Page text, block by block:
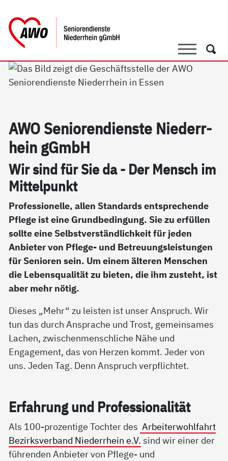
SucheSuche
AWO Se­nio­ren­di­ens­te Nie­der­r­
hein gGmbH
Wir sind für Sie da - Der Mensch im
Mit­tel­punkt
Professionelle, allen Standards entsprechende
Pflege ist eine Grundbedingung. Sie zu erfüllen
sollte eine Selbstverständlichkeit für jeden
Anbieter von Pflege- und Betreuungsleistungen
für Senioren sein. Um einem älteren Menschen
die Lebensqualität zu bieten, die ihm zusteht, ist
aber mehr nötig.
Dieses „Mehr“ zu leisten ist unser Anspruch. Wir
tun das durch Ansprache und Trost, gemeinsames
Lachen, zwischenmenschliche Nähe und
Engagement, das von Herzen kommt. Jeder von
uns. Jeden Tag. Denn Anspruch verpflichtet.
Er­fah­rung und Pro­fes­sio­na­li­tät
Als 100-prozentige Tochter des Arbeiterwohlfahrt
Bezirksverband Niederrhein e.V. sind wir einer der
führenden Anbieter von Pflege- und